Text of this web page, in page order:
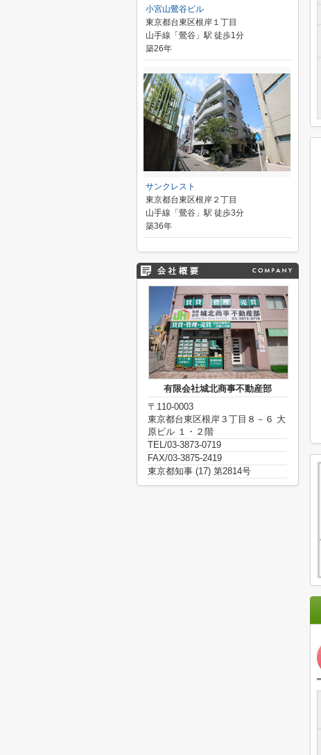
小宮山鶯谷ビル
東京都台東区根岸１丁目
山手線「鶯谷」駅 徒歩1分
築26年
サンクレスト
東京都台東区根岸２丁目
山手線「鶯谷」駅 徒歩3分
築36年
有限会社城北商事不動産部
〒110-0003
東京都台東区根岸３丁目８－６ 大
原ビル １・２階
TEL/03-3873-0719
FAX/03-3875-2419
東京都知事 (17) 第2814号